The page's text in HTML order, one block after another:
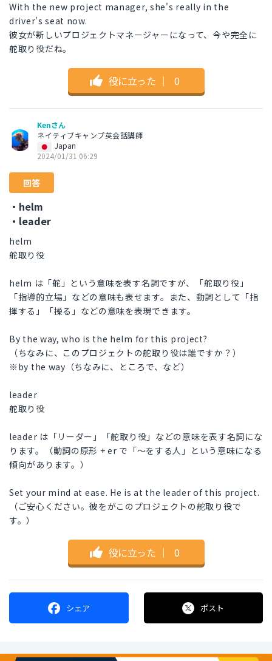
With the new project manager, she's really in the
driver's seat now.
彼女が新しいプロジェクトマネージャーになって、今や完全に
舵取り役だね。
役に立った ｜ 0
Kenさん
ネイティブキャンプ英会話講師
Japan
2024/01/31 06:29
回答
・helm
・leader
helm
舵取り役
helm は「舵」という意味を表す名詞ですが、「舵取り役」
「指導的立場」などの意味も表せます。また、動詞として「指
揮する」「操る」などの意味を表現できます。
By the way, who is the helm for this project?
（ちなみに、このプロジェクトの舵取り役は誰ですか？）
※by the way（ちなみに、ところで、など）
leader
舵取り役
leader は「リーダー」「舵取り役」などの意味を表す名詞にな
ります。（動詞の原形 + er で「〜をする人」という意味になる
傾向があります。）
Set your mind at ease. He is at the leader of this project.
（ご安心ください。彼をがこのプロジェクトの舵取り役で
す。）
役に立った ｜ 0
シェア ポスト